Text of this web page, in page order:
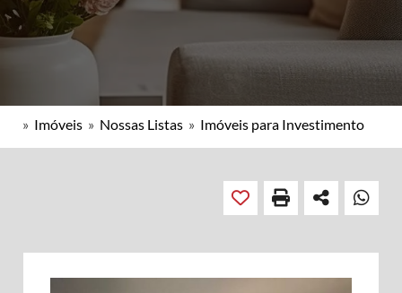
» Imóveis » Nossas Listas » Imóveis para Investimento